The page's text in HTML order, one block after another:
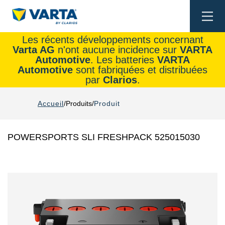
Les récents développements concernant
Varta AG n'ont aucune incidence sur VARTA
Automotive. Les batteries VARTA
Automotive sont fabriquées et distribuées
par Clarios.
Accueil Produits Produit
POWERSPORTS SLI FRESHPACK 525015030